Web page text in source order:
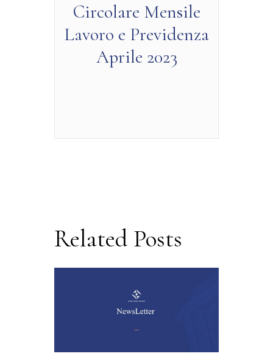
Circolare Mensile
Lavoro e Previdenza
Aprile 2023
Related Posts